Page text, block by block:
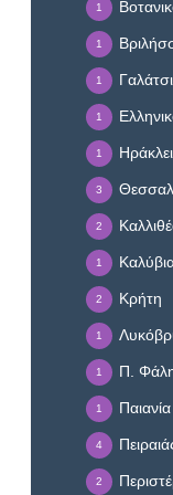
1
1
Γαλάτσι
1
1
1
3
2
1
Κρήτη
2
1
Π.
1
Παιανία
1
4
2